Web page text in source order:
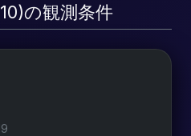
の観測条件